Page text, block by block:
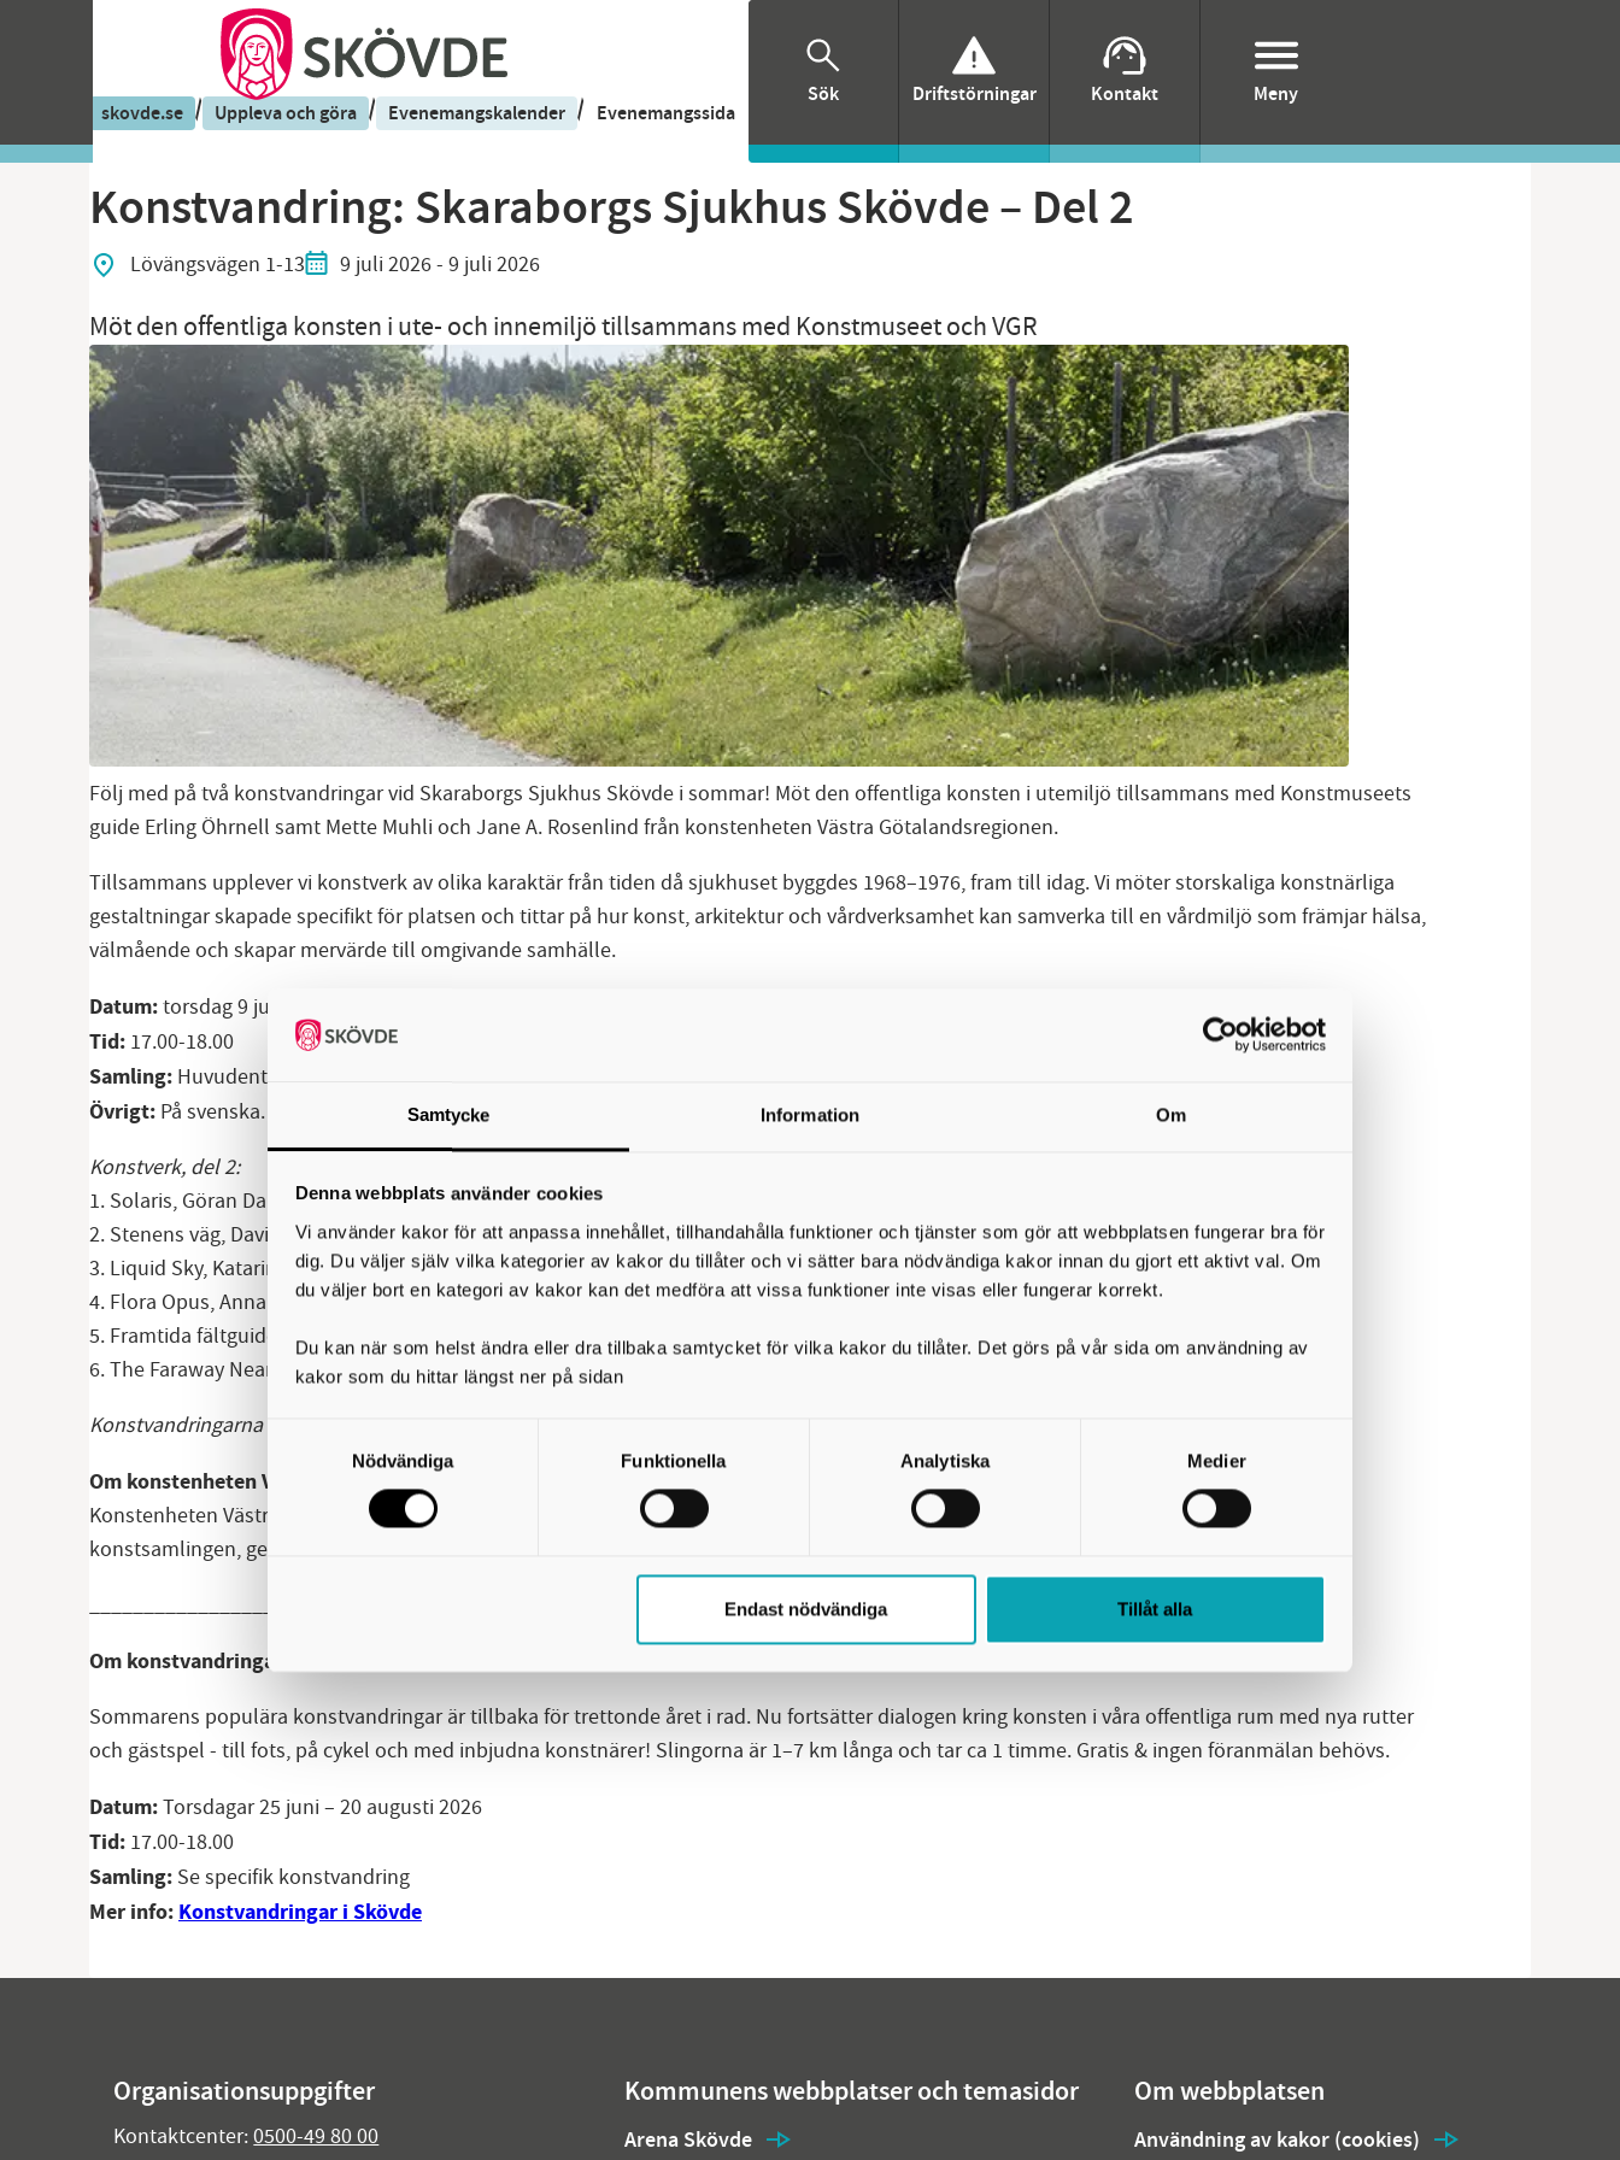
Samtycke Information Om
Denna webbplats använder cookies
Vi använder kakor för att anpassa innehållet, tillhandahålla funktioner och tjänster som gör att webbplatsen fungerar bra för
dig. Du väljer själv vilka kategorier av kakor du tillåter och vi sätter bara nödvändiga kakor innan du gjort ett aktivt val. Om
du väljer bort en kategori av kakor kan det medföra att vissa funktioner inte visas eller fungerar korrekt.
Du kan när som helst ändra eller dra tillbaka samtycket för vilka kakor du tillåter. Det görs på vår sida om användning av
kakor som du hittar längst ner på sidan
Nödvändiga
Funktionella Analytiska Medier
Endast nödvändiga Tillåt alla
Sök Driftstörningar Kontakt Meny
skovde.se / Uppleva och göra / Evenemangskalender / Evenemangssida
Konstvandring: Skaraborgs Sjukhus Skövde – Del 2
Lövängsvägen 1-13 9 juli 2026- 9 juli 2026
Möt den offentliga konsten i ute- och innemiljö tillsammans med Konstmuseet och VGR
Följ med på två konstvandringar vid Skaraborgs Sjukhus Skövde i sommar! Möt den offentliga konsten i utemiljö tillsammans med Konstmuseets
guide Erling Öhrnell samt Mette Muhli och Jane A. Rosenlind från konstenheten Västra Götalandsregionen.
Tillsammans upplever vi konstverk av olika karaktär från tiden då sjukhuset byggdes 1968–1976, fram till idag. Vi möter storskaliga konstnärliga
gestaltningar skapade specifikt för platsen och tittar på hur konst, arkitektur och vårdverksamhet kan samverka till en vårdmiljö som främjar hälsa,
välmående och skapar mervärde till omgivande samhälle.
Datum:torsdag 9 juli
Tid: 17.00-18.00
Samling: Huvudentrén, Skaraborgs Sjukhus Skövde (Lövängsvägen 1, 549 49 Skövde)
Övrigt: På svenska. Promenaden är ca 1,2 km samt rullstols- och barnvagnsanpassad. Ingen föranmälan & fri entré.
Konstverk, del 2:
1. Solaris, Göran Danielsson
2. Stenens väg, David Svensson
3. Liquid Sky, Katarina Löfström
4. Flora Opus, Anna Berglund
5. Framtida fältguide, Johannes Heldén (inomhus)
6. The Faraway Nearby, Anja Olofgörs (inomhus)
Konstvandringarna den 25 juni och 9 juli är ett samarbete mellan Konstmuseet i Skövde och konstenheten Västra Götalandsregionen.
Om konstenheten VGR
Konstenheten Västra Götalandsregionen arbetar för att göra konst tillgänglig i allas vardag och förvärvar, tillgängliggör och förvaltar
konstsamlingen, genom uppdrag till konstnärer och inköp av konstverk.
Om konstvandringarna i Skövde
Sommarens populära konstvandringar är tillbaka för trettonde året i rad. Nu fortsätter dialogen kring konsten i våra offentliga rum med nya rutter
och gästspel - till fots, på cykel och med inbjudna konstnärer! Slingorna är 1–7 km långa och tar ca 1 timme. Gratis & ingen föranmälan behövs.
Datum:Torsdagar 25 juni – 20 augusti 2026
Tid: 17.00-18.00
Samling: Se specifik konstvandring
Mer info: Konstvandringar i Skövde
Organisationsuppgifter
Kontaktcenter:0500-49 80 00
Kommunens webbplatser och temasidor
Arena Skövde
Om webbplatsen
Användning av kakor (cookies)